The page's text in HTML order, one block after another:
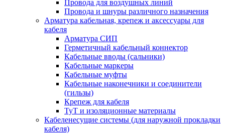
Провода для воздушных линий
Провода и шнуры различного назначения
Арматура кабельная, крепеж и аксессуары для
кабеля
Арматура СИП
Герметичный кабельный коннектор
Кабельные вводы (сальники)
Кабельные маркеры
Кабельные муфты
Кабельные наконечники и соединители
(гильзы)
Крепеж для кабеля
ТуТ и изоляционные материалы
Кабеленесущие системы (для наружной прокладки
кабеля)